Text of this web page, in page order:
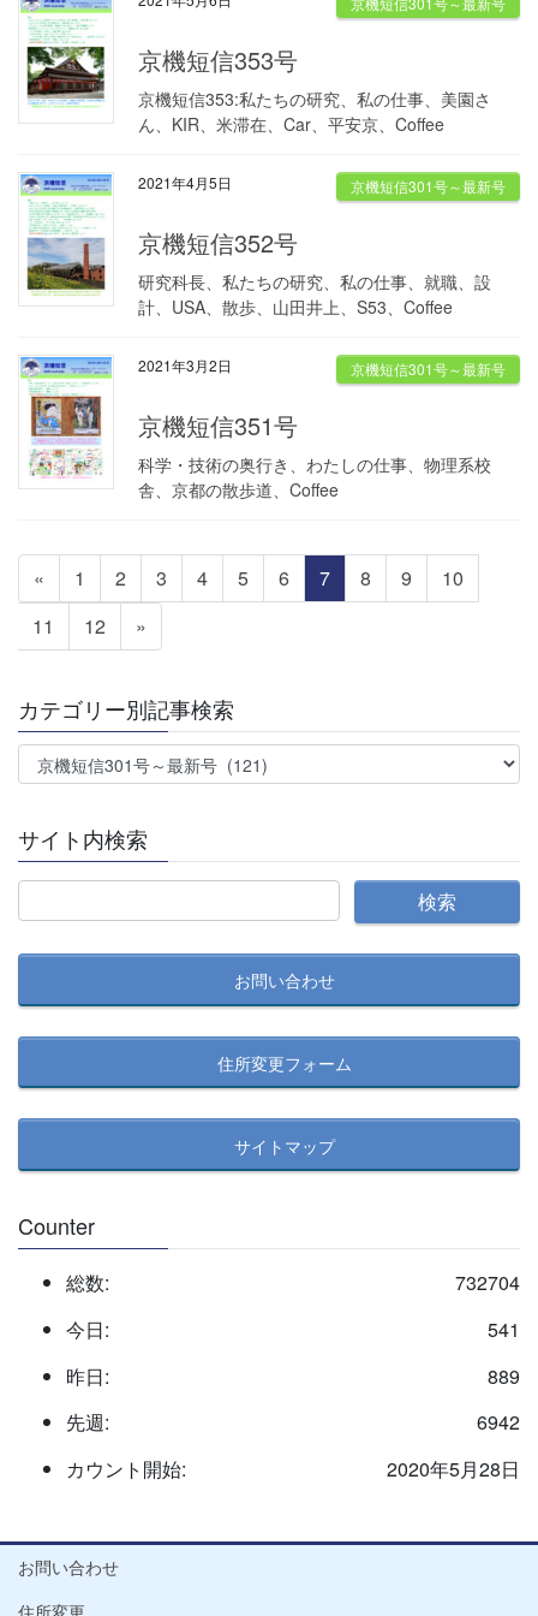
京機短信353号
京機短信353:私たちの研究、私の仕事、美園さ
ん、KIR、米滞在、Car、平安京、Coffee
2021年4月5日 京機短信301号～最新号
京機短信352号
研究科長、私たちの研究、私の仕事、就職、設
計、USA、散歩、山田井上、S53、Coffee
2021年3月2日 京機短信301号～最新号
京機短信351号
科学・技術の奥行き、わたしの仕事、物理系校
舎、京都の散歩道、Coffee
投
稿
の
ペ
ジ
送
り
«
固
定
ペ
ジ
1
固
定
ジ
2
固
定
ジ
3
固
定
ジ
4
固
定
5
固
定
6
固
定
7
固
定
8
固
定
9
固
定
10
固
定
ー
ジ
11
固
定
ー
ジ
12 »
カテゴリー別記事検索
テ
リ
記
事
索
サイト内検索
お問い合わせ
住所変更フォーム
サイトマップ
Counter
732704
総数:
541
今日:
889
昨日:
6942
先週:
2020年5月28日
カウント開始:
お問い合わせ